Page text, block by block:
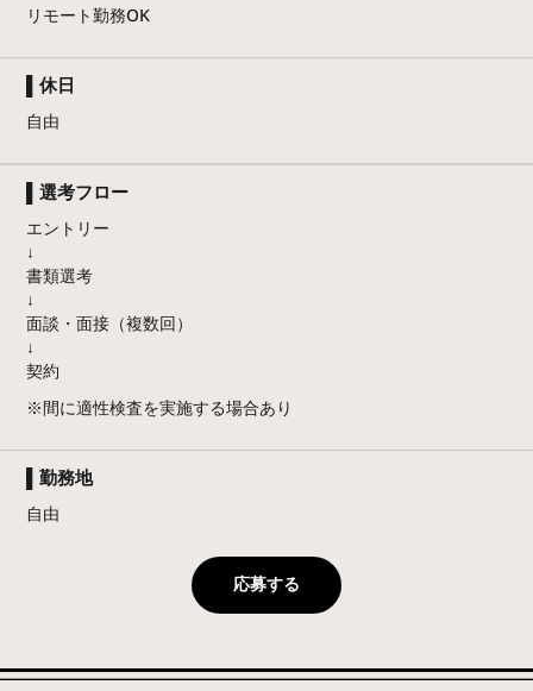
リモート勤務OK
▌休日
自由
▌選考フロー
エントリー
↓
書類選考
↓
面談・面接（複数回）
↓
契約
※間に適性検査を実施する場合あり
▌勤務地
自由
応募する